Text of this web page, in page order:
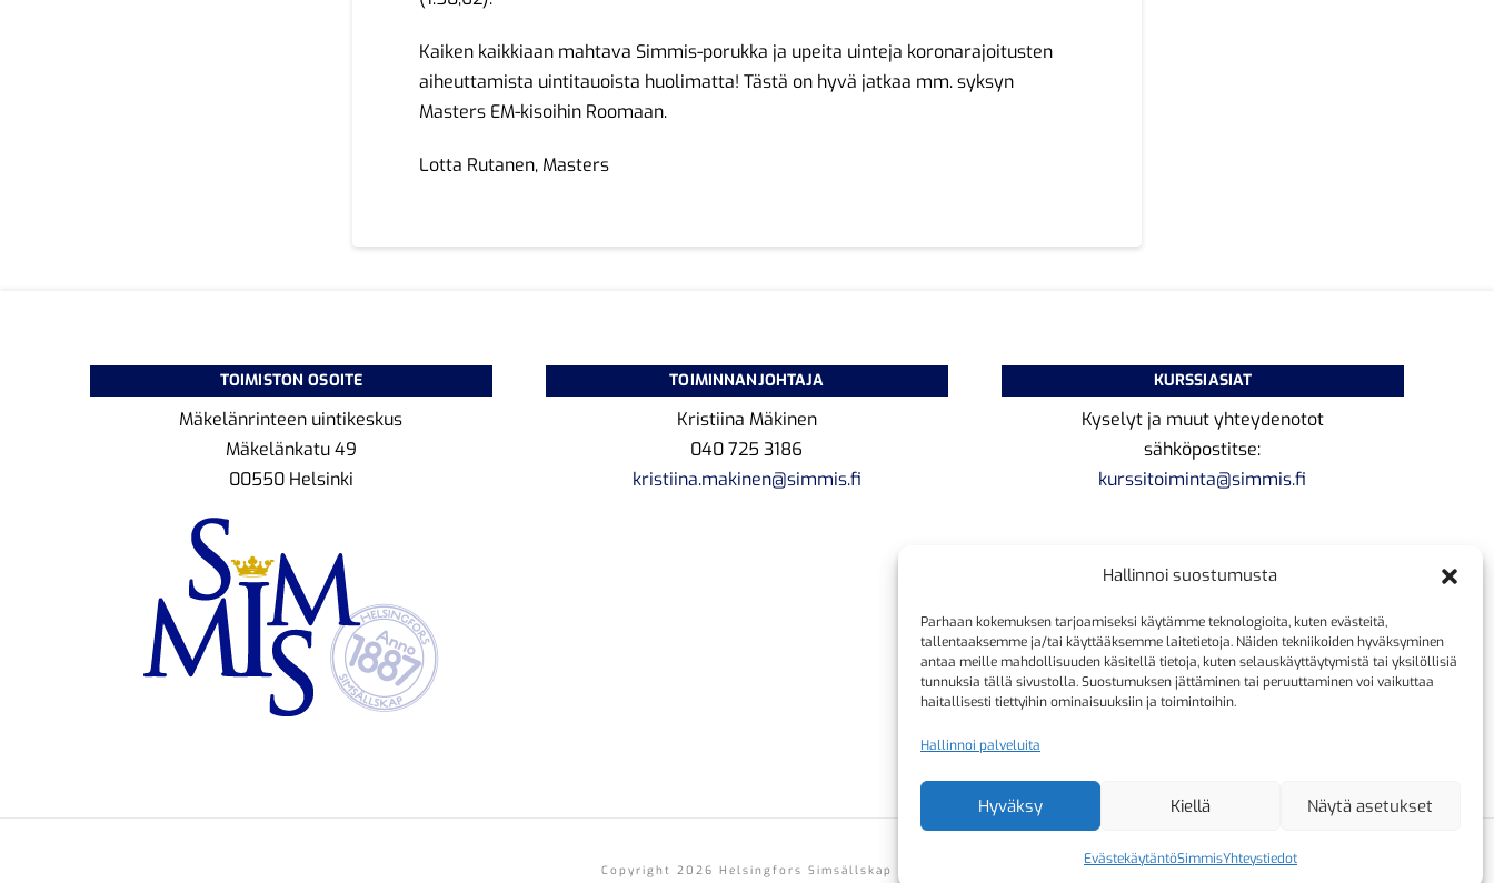
Hallinnoi suostumusta
Parhaan kokemuksen tarjoamiseksi käytämme teknologioita, kuten evästeitä,
tallentaaksemme ja/tai käyttääksemme laitetietoja. Näiden tekniikoiden hyväksyminen
antaa meille mahdollisuuden käsitellä tietoja, kuten selauskäyttäytymistä tai yksilöllisiä
tunnuksia tällä sivustolla. Suostumuksen jättäminen tai peruuttaminen voi vaikuttaa
haitallisesti tiettyihin ominaisuuksiin ja toimintoihin.
Hallinnoi palveluita
Hyväksy Kiellä Näytä asetukset
EvästekäytäntöSimmisYhteystiedot
Kaiken kaikkiaan mahtava Simmis-porukka ja upeita uinteja koronarajoitusten
aiheuttamista uintitauoista huolimatta! Tästä on hyvä jatkaa mm. syksyn
Masters EM-kisoihin Roomaan.
Lotta Rutanen, Masters
TOIMISTON OSOITE
Mäkelänrinteen uintikeskus
Mäkelänkatu 49
00550 Helsinki
TOIMINNANJOHTAJA
Kristiina Mäkinen
040 725 3186
kristiina.makinen@simmis.fi
KURSSIASIAT
Kyselyt ja muut yhteydenotot
sähköpostitse:
kurssitoiminta@simmis.fi
Copyright 2026 Helsingfors Simsällskap